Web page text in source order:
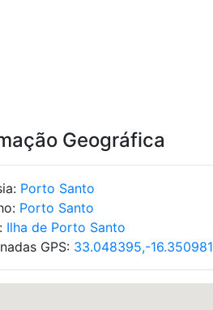
Geográfica
Porto Santo
Porto Santo
Ilha de Porto Santo
GPS: 33.048395,-16.350981